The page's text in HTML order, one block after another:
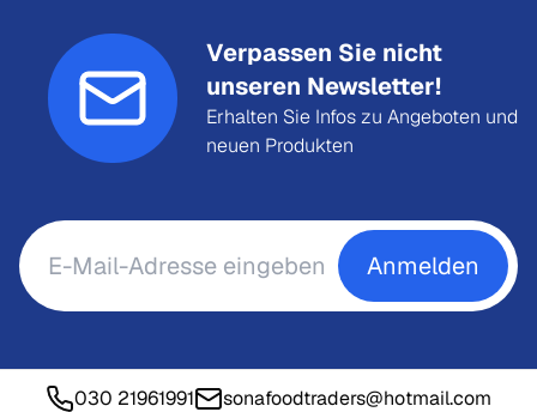
Verpassen Sie nicht
unseren Newsletter!
Erhalten Sie Infos zu Angeboten und
neuen Produkten
Anmelden
030 21961991 sonafoodtraders@hotmail.com